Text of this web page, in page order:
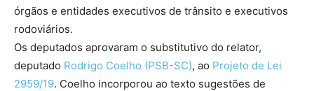
órgãos e entidades executivos de trânsito e executivos
rodoviários.
Os deputados aprovaram o substitutivo do relator,
deputado Rodrigo Coelho (PSB-SC), ao Projeto de Lei
2959/19. Coelho incorporou ao texto sugestões de